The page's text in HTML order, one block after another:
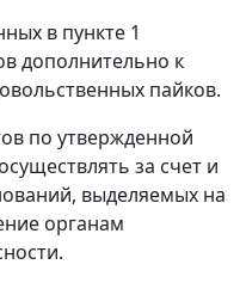
в пункте 1
дополнительно к
пайков.
по утвержденной
за счет и
выделяемых на
органам